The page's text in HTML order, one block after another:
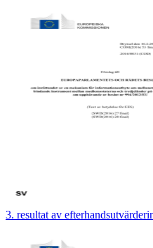
3. resultat av